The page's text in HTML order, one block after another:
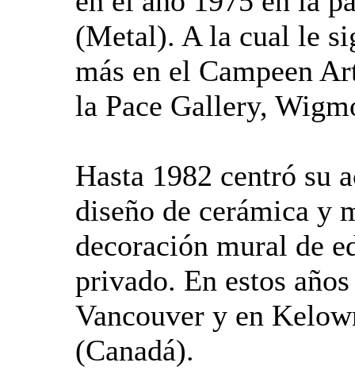
(Metal). A la cual le
más en el Campeen
la Pace Gallery,
Hasta 1982 centró su
diseño de cerámica y
decoración mural de
privado. En estos
Vancouver y en
(Canadá).